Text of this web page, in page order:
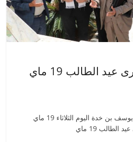
فعاليات إحياء ذكرى عيد الطالب 19 ماي
أحيت جامعة الجزائر 1 بن يوسف بن خدة اليوم الثلاثاء 19 ماي